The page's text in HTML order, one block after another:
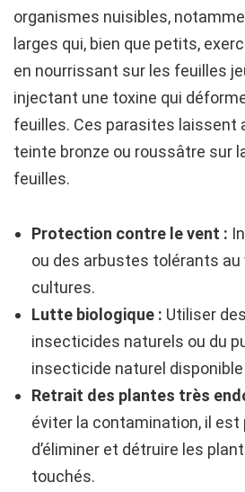
organismes nuisibles,
larges qui, bien que petits,
en nourrissant sur les feuilles
injectant une toxine qui
feuilles. Ces parasites laissent
teinte bronze ou roussâtre sur
feuilles.
Protection contre le vent :
ou des arbustes tolérants
cultures.
Lutte biologique : Utiliser
insecticides naturels ou du
insecticide naturel
Retrait des plantes très
éviter la contamination, il est
d’éliminer et détruire les
touchés.